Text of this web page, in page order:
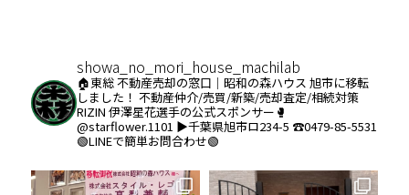
showa_no_mori_house_machilab
🏠東総 不動産売却の窓口｜昭和の森ハウス 旭市に移転
しました！ 不動産仲介/売買/新築/売却査定/相続対策
RIZIN 伊澤星花選手の公式スポンサー🥊
@starflower.1101 ▶︎千葉県旭市ロ234-5 ☎️0479-85-5531
🟢LINEで簡単お問合わせ🟢